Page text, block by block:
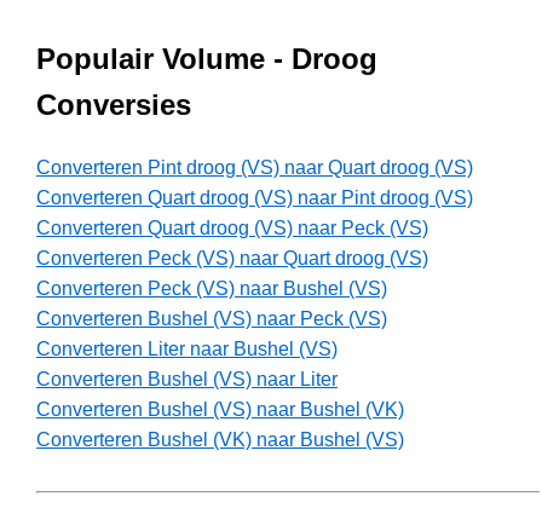
Populair Volume - Droog
Conversies
Converteren Pint droog (VS) naar Quart droog (VS)
Converteren Quart droog (VS) naar Pint droog (VS)
Converteren Quart droog (VS) naar Peck (VS)
Converteren Peck (VS) naar Quart droog (VS)
Converteren Peck (VS) naar Bushel (VS)
Converteren Bushel (VS) naar Peck (VS)
Converteren Liter naar Bushel (VS)
Converteren Bushel (VS) naar Liter
Converteren Bushel (VS) naar Bushel (VK)
Converteren Bushel (VK) naar Bushel (VS)